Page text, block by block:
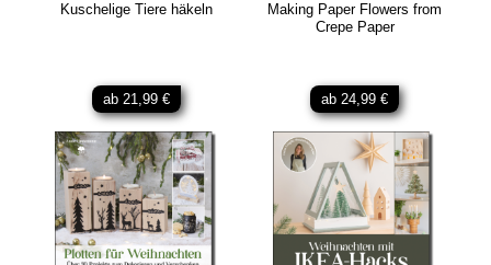
Kuschelige Tiere häkeln
ab 21,99 €
Making Paper Flowers from
Crepe Paper
ab 24,99 €